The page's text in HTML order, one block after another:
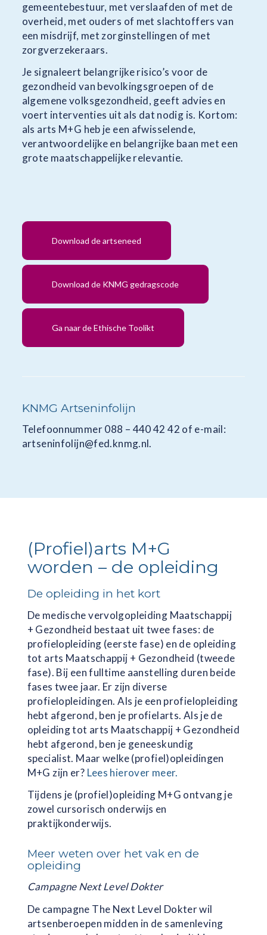
gemeentebestuur, met verslaafden of met de
overheid, met ouders of met slachtoffers van
een misdrijf, met zorginstellingen of met
zorgverzekeraars.
Je signaleert belangrijke risico’s voor de
gezondheid van bevolkingsgroepen of de
algemene volksgezondheid, geeft advies en
voert interventies uit als dat nodig is. Kortom:
als arts M+G heb je een afwisselende,
verantwoordelijke en belangrijke baan met een
grote maatschappelijke relevantie.
Download de artseneed
Download de KNMG gedragscode
Ga naar de Ethische Toolikt
KNMG Artseninfolijn
Telefoonnummer 088 – 440 42 42 of e-mail:
artseninfolijn@fed.knmg.nl.
(Profiel)arts M+G
worden – de opleiding
De opleiding in het kort
De medische vervolgopleiding Maatschappij
+ Gezondheid bestaat uit twee fases: de
profielopleiding (eerste fase) en de opleiding
tot arts Maatschappij + Gezondheid (tweede
fase). Bij een fulltime aanstelling duren beide
fases twee jaar. Er zijn diverse
profielopleidingen. Als je een profielopleiding
hebt afgerond, ben je profielarts. Als je de
opleiding tot arts Maatschappij + Gezondheid
hebt afgerond, ben je geneeskundig
specialist. Maar welke (profiel)opleidingen
M+G zijn er? Lees hierover meer.
Tijdens je (profiel)opleiding M+G ontvang je
zowel cursorisch onderwijs en
praktijkonderwijs.
Meer weten over het vak en de
opleiding
Campagne Next Level Dokter
De campagne The Next Level Dokter wil
artsenberoepen midden in de samenleving